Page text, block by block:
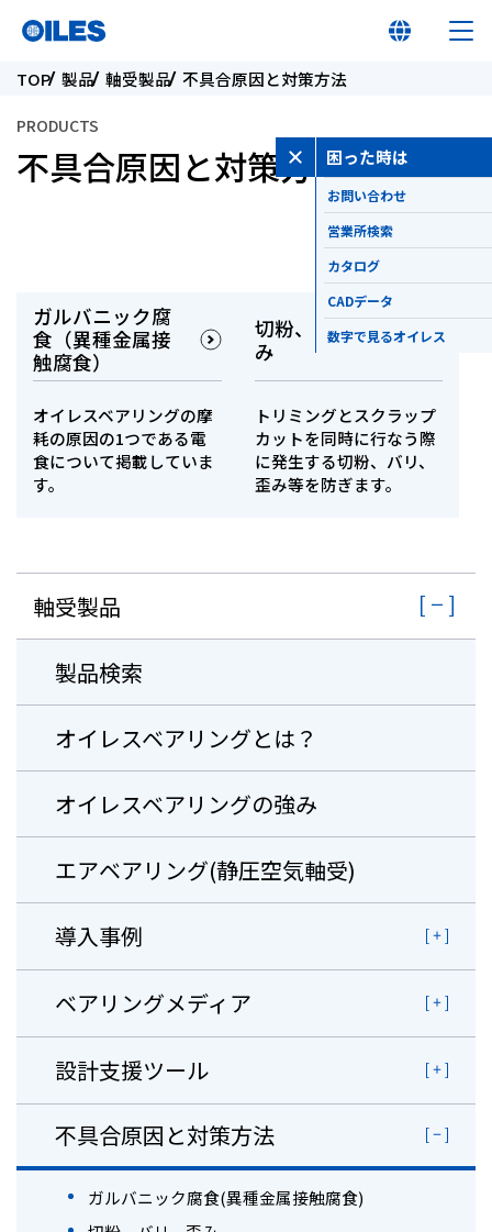
オイレス早わかり
オイレスとは
製品
イノベーション
サステナビリティ
プライバシーポリシー
ソーシャルメディアポリシー
曽田文庫
サイトマップ
ご利用にあたって
困った時は
お問い合わせ
営業所検索
カタログ
CADデータ
数字で見るオイレス
TOP 製品 軸受製品 不具合原因と対策方法
PRODUCTS
不具合原因と対策方法
ガルバニック腐
食（異種金属接
触腐食）
オイレスベアリングの摩
耗の原因の1つである電
食について掲載していま
す。
切粉、バリ、歪
み
トリミングとスクラップ
カットを同時に行なう際
に発生する切粉、バリ、
歪み等を防ぎます。
軸受製品
製品検索
オイレスベアリングとは？
オイレスベアリングの強み
エアベアリング(静圧空気軸受)
導入事例
ベアリングメディア
設計支援ツール
不具合原因と対策方法
ガルバニック腐食(異種金属接触腐食)